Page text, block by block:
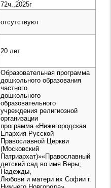
72ч.,2025г
отсутствуют
20 лет
Образовательная программа
дошкольного образования
частного
дошкольного
образовательного
учреждения религиозной
организации
программа «Нижегородская
Епархия Русской
Православной Церкви
(Московский
Патриархат)»«Православный
детский сад во имя Веры,
Надежды,
Любови и матери их Софии г.